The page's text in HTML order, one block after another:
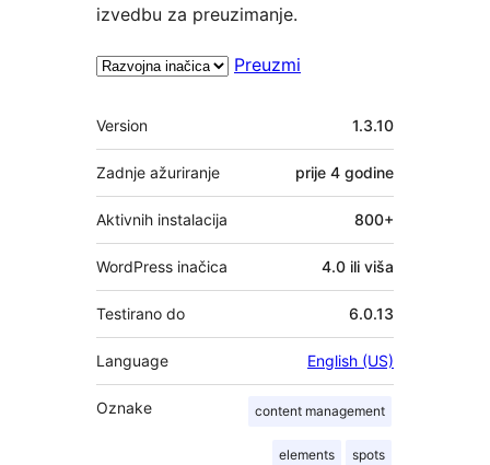
izvedbu za preuzimanje.
Preuzmi
Meta
Version 1.3.10
Zadnje ažuriranje prije 4 godine
Aktivnih instalacija 800+
WordPress inačica 4.0 ili viša
Testirano do 6.0.13
Language English (US)
Oznake content management
elements spots